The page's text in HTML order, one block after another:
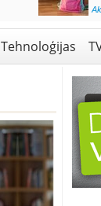
Tirdzniecība
Tehnoloģijas